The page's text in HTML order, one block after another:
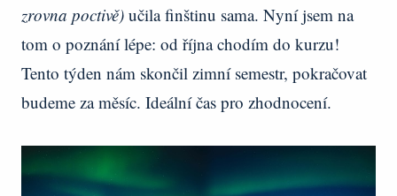
zrovna poctivě) učila finštinu sama. Nyní jsem na
tom o poznání lépe: od října chodím do kurzu!
Tento týden nám skončil zimní semestr, pokračovat
budeme za měsíc. Ideální čas pro zhodnocení.